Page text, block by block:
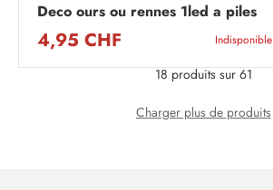
Deco ours ou rennes 1led a piles
4,95 CHF Indisponible
18 produits sur 61
Charger plus de produits